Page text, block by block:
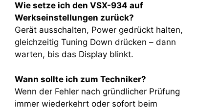
Wie setze ich den VSX-934 auf
Werkseinstellungen zurück?
Gerät ausschalten, Power gedrückt halten,
gleichzeitig Tuning Down drücken – dann
warten, bis das Display blinkt.
Wann sollte ich zum Techniker?
Wenn der Fehler nach gründlicher Prüfung
immer wiederkehrt oder sofort beim